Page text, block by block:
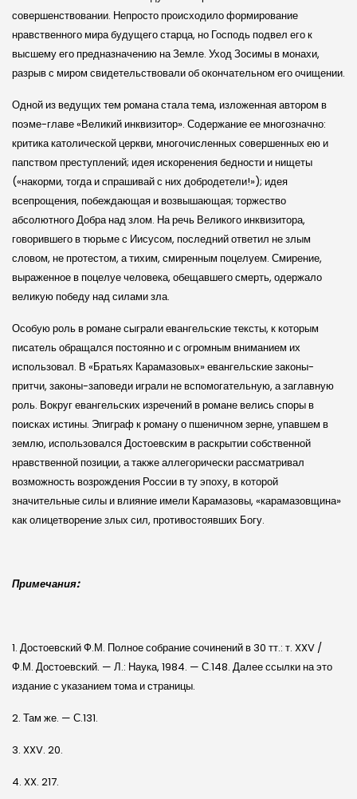
совершенствовании. Непросто происходило формирование
нравственного мира будущего старца, но Господь подвел его к
высшему его предназначению на Земле. Уход Зосимы в монахи,
разрыв с миром свидетельствовали об окончательном его очищении.
Одной из ведущих тем романа стала тема, изложенная автором в
поэме-главе «Великий инквизитор». Содержание ее многозначно:
критика католической церкви, многочисленных совершенных ею и
папством преступлений; идея искоренения бедности и нищеты
(«накорми, тогда и спрашивай с них добродетели!»); идея
всепрощения, побеждающая и возвышающая; торжество
абсолютного Добра над злом. На речь Великого инквизитора,
говорившего в тюрьме с Иисусом, последний ответил не злым
словом, не протестом, а тихим, смиренным поцелуем. Смирение,
выраженное в поцелуе человека, обещавшего смерть, одержало
великую победу над силами зла.
Особую роль в романе сыграли евангельские тексты, к которым
писатель обращался постоянно и с огромным вниманием их
использовал. В «Братьях Карамазовых» евангельские законы-
притчи, законы-заповеди играли не вспомогательную, а заглавную
роль. Вокруг евангельских изречений в романе велись споры в
поисках истины. Эпиграф к роману о пшеничном зерне, упавшем в
землю, использовался Достоевским в раскрытии собственной
нравственной позиции, а также аллегорически рассматривал
возможность возрождения России в ту эпоху, в которой
значительные силы и влияние имели Карамазовы, «карамазовщина»
как олицетворение злых сил, противостоявших Богу.
Примечания:
1. Достоевский Ф.М. Полное собрание сочинений в 30 тт.: т. XXV /
Ф.М. Достоевский. — Л.: Наука, 1984. — С.148. Далее ссылки на это
издание с указанием тома и страницы.
2. Там же. — С.131.
3. XXV. 20.
4. XX. 217.